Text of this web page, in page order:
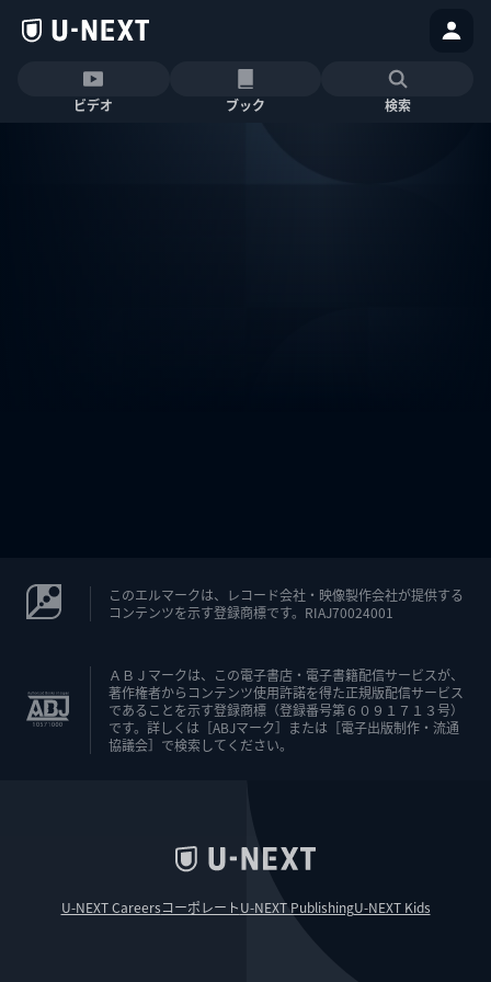
ビデオ ブック 検索
このエルマークは、レコード会社・映像製作会社が提供する
コンテンツを示す登録商標です。RIAJ70024001
ＡＢＪマークは、この電子書店・電子書籍配信サービスが、
著作権者からコンテンツ使用許諾を得た正規版配信サービス
であることを示す登録商標（登録番号第６０９１７１３号）
です。詳しくは［ABJマーク］または［電子出版制作・流通
協議会］で検索してください。
U-NEXT CareersコーポレートU-NEXT PublishingU-NEXT Kids